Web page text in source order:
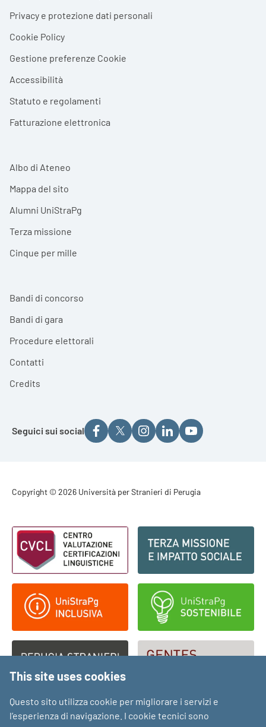
Privacy e protezione dati personali
Cookie Policy
Gestione preferenze Cookie
Accessibilità
Statuto e regolamenti
Fatturazione elettronica
Albo di Ateneo
Mappa del sito
Alumni UniStraPg
Terza missione
Cinque per mille
Bandi di concorso
Bandi di gara
Procedure elettorali
Contatti
Credits
Seguici sui social
Footer - Copyright
Copyright © 2026 Università per Stranieri di Perugia
Footer - Loghi
This site uses cookies
Questo sito utilizza cookie per migliorare i servizi e
l’esperienza di navigazione. I cookie tecnici sono